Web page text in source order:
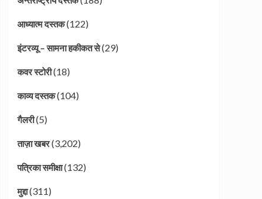
आध्यात्म दस्तक(122)
इंटरव्यू – सामना हकीकत से(29)
कवर स्टोरी(18)
काव्य दस्तक(104)
गैलरी(5)
ताज़ा खबर(3,202)
पत्रिका समीक्षा(132)
मुद्दा(311)